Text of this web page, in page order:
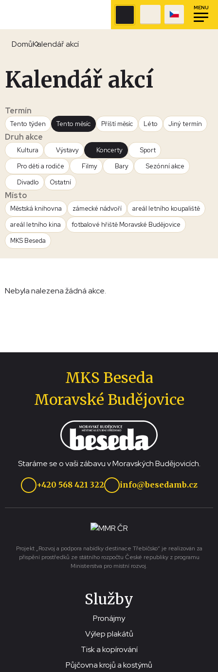
MENU
DomůKalendář akcí
Kalendář akcí
Termín
Tento týden Tento měsíc Příští měsíc Léto Jiný termín
Druh akce
Kultura Výstavy Koncerty
Sport
Pro děti a rodiče
Filmy Bary
Sezónní akce
Divadlo
Ostatní
Místo
Městská knihovna zámecké nádvoří
areál letního koupaliště
areál letního kina
fotbalové hřiště Moravské Budějovice
MKS Beseda
Nebyla nalezena žádná akce.
MKS Beseda
Moravské Budějovice
Staráme se o vaši zábavu v Moravských Budějovicích.
+420 568 421 322 info@besedamb.cz
Projekt „Rozvoj a podpora nabídky destinace Třebíčsko“ je realizován za
přispění prostředků ze státního rozpočtu České republiky z programu
Ministerstva pro místní rozvoj.
Služby
Pronájmy
Výlep plakátů
Tisk a kopírování
Půjčovna krojů a kostýmů